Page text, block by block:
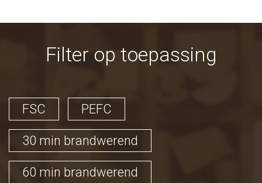
Filter op toepassing
FSC PEFC
30 min brandwerend
60 min brandwerend